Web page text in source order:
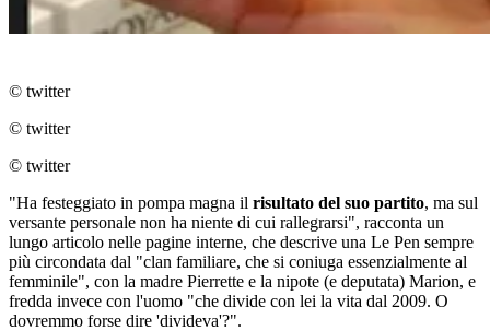
© twitter
© twitter
© twitter
"Ha festeggiato in pompa magna il risultato del suo partito, ma sul
versante personale non ha niente di cui rallegrarsi", racconta un
lungo articolo nelle pagine interne, che descrive una Le Pen sempre
più circondata dal "clan familiare, che si coniuga essenzialmente al
femminile", con la madre Pierrette e la nipote (e deputata) Marion, e
fredda invece con l'uomo "che divide con lei la vita dal 2009. O
dovremmo forse dire 'divideva'?".